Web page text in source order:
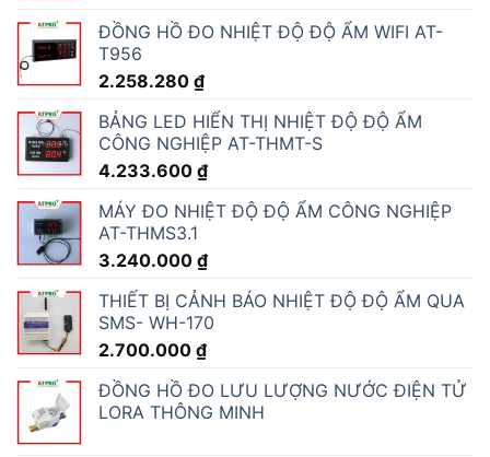
ĐỒNG HỒ ĐO NHIỆT ĐỘ ĐỘ ẨM WIFI AT-
T956
2.258.280 ₫
BẢNG LED HIỂN THỊ NHIỆT ĐỘ ĐỘ ẨM
CÔNG NGHIỆP AT-THMT-S
4.233.600 ₫
MÁY ĐO NHIỆT ĐỘ ĐỘ ẨM CÔNG NGHIỆP
AT-THMS3.1
3.240.000 ₫
THIẾT BỊ CẢNH BÁO NHIỆT ĐỘ ĐỘ ẨM QUA
SMS- WH-170
2.700.000 ₫
ĐỒNG HỒ ĐO LƯU LƯỢNG NƯỚC ĐIỆN TỬ
LORA THÔNG MINH